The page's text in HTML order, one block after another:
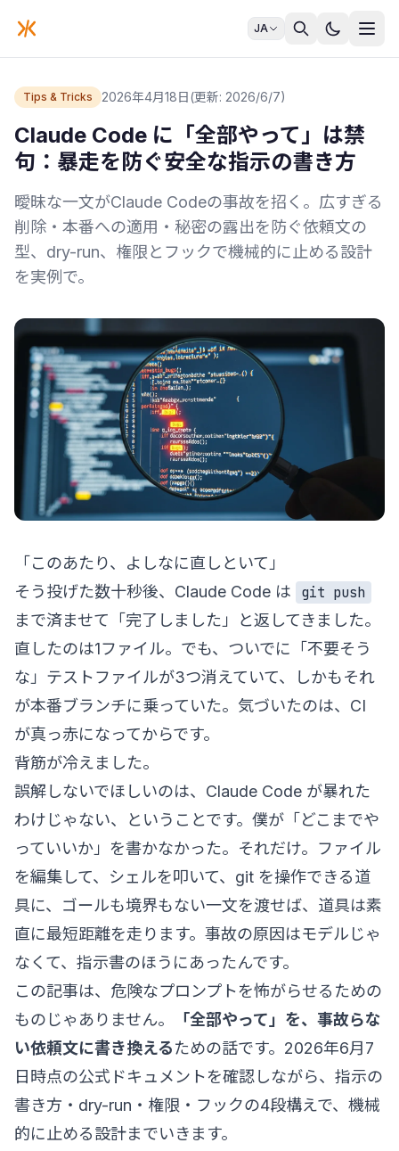
JA
Tips & Tricks 2026年4月18日(更新: 2026/6/7)
Claude Code に「全部やって」は禁
句：暴走を防ぐ安全な指示の書き方
曖昧な一文がClaude Codeの事故を招く。広すぎる
削除・本番への適用・秘密の露出を防ぐ依頼文の
型、dry-run、権限とフックで機械的に止める設計
を実例で。
「このあたり、よしなに直しといて」
そう投げた数十秒後、Claude Code は
git push
まで済ませて「完了しました」と返してきました。
直したのは1ファイル。でも、ついでに「不要そう
な」テストファイルが3つ消えていて、しかもそれ
が本番ブランチに乗っていた。気づいたのは、CI
が真っ赤になってからです。
背筋が冷えました。
誤解しないでほしいのは、Claude Code が暴れた
わけじゃない、ということです。僕が「どこまでや
っていいか」を書かなかった。それだけ。ファイル
を編集して、シェルを叩いて、git を操作できる道
具に、ゴールも境界もない一文を渡せば、道具は素
直に最短距離を走ります。事故の原因はモデルじゃ
なくて、指示書のほうにあったんです。
この記事は、危険なプロンプトを怖がらせるための
ものじゃありません。
「全部やって」を、事故らな
い依頼文に書き換えるための話です。2026年6月7
日時点の公式ドキュメントを確認しながら、指示の
書き方・dry-run・権限・フックの4段構えで、機械
的に止める設計までいきます。